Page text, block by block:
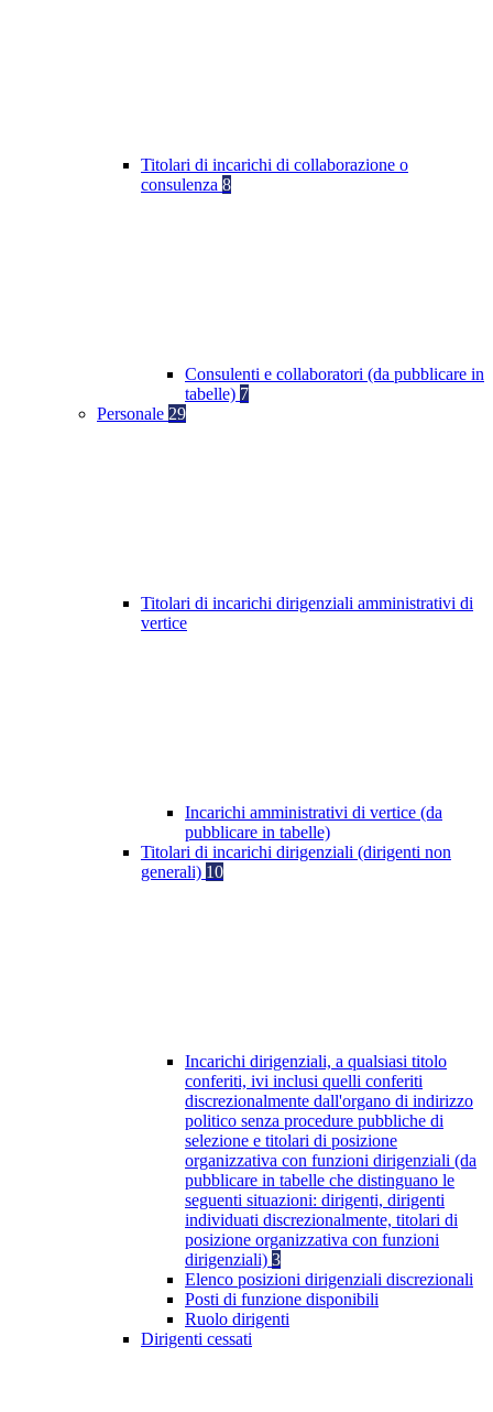
Titolari di incarichi di collaborazione o
consulenza 8
Consulenti e collaboratori (da pubblicare in
tabelle) 7
Personale 29
Titolari di incarichi dirigenziali amministrativi di
vertice
Incarichi amministrativi di vertice (da
pubblicare in tabelle)
Titolari di incarichi dirigenziali (dirigenti non
generali) 10
Incarichi dirigenziali, a qualsiasi titolo
conferiti, ivi inclusi quelli conferiti
discrezionalmente dall'organo di indirizzo
politico senza procedure pubbliche di
selezione e titolari di posizione
organizzativa con funzioni dirigenziali (da
pubblicare in tabelle che distinguano le
seguenti situazioni: dirigenti, dirigenti
individuati discrezionalmente, titolari di
posizione organizzativa con funzioni
dirigenziali) 3
Elenco posizioni dirigenziali discrezionali
Posti di funzione disponibili
Ruolo dirigenti
Dirigenti cessati